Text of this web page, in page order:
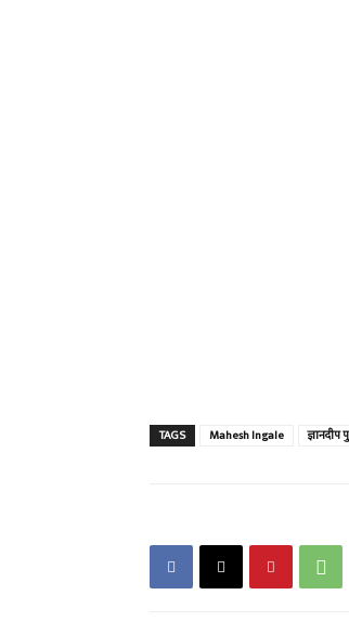
TAGS Mahesh Ingale ज्ञानदीप